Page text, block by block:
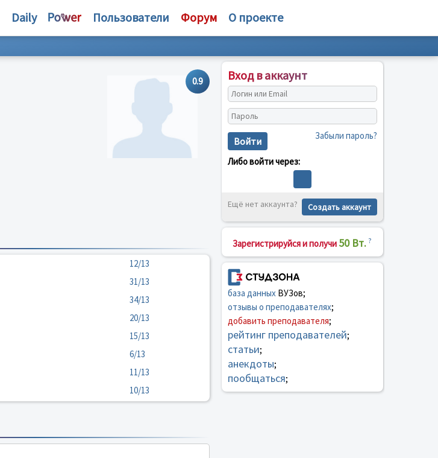
Daily Пользователи Форум О проекте
0.9
12/13
31/13
34/13
20/13
15/13
6/13
11/13
10/13
Вход в аккаунт
Войти Забыли пароль?
Либо войти через:
Ещё нет аккаунта? Создать аккаунт
Зарегистрируйся и получи 50 Вт. ?
база данныхВУЗов;
отзывы о преподавателях;
добавить преподавателя;
рейтинг преподавателей;
статьи;
анекдоты;
пообщаться;